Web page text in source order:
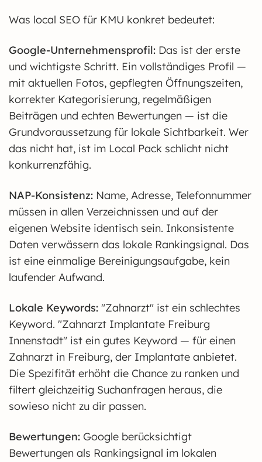
Was local SEO für KMU konkret bedeutet:
Google-Unternehmensprofil: Das ist der erste
und wichtigste Schritt. Ein vollständiges Profil —
mit aktuellen Fotos, gepflegten Öffnungszeiten,
korrekter Kategorisierung, regelmäßigen
Beiträgen und echten Bewertungen — ist die
Grundvoraussetzung für lokale Sichtbarkeit. Wer
das nicht hat, ist im Local Pack schlicht nicht
konkurrenzfähig.
NAP-Konsistenz: Name, Adresse, Telefonnummer
müssen in allen Verzeichnissen und auf der
eigenen Website identisch sein. Inkonsistente
Daten verwässern das lokale Rankingsignal. Das
ist eine einmalige Bereinigungsaufgabe, kein
laufender Aufwand.
Lokale Keywords: "Zahnarzt" ist ein schlechtes
Keyword. "Zahnarzt Implantate Freiburg
Innenstadt" ist ein gutes Keyword — für einen
Zahnarzt in Freiburg, der Implantate anbietet.
Die Spezifität erhöht die Chance zu ranken und
filtert gleichzeitig Suchanfragen heraus, die
sowieso nicht zu dir passen.
Bewertungen: Google berücksichtigt
Bewertungen als Rankingsignal im lokalen